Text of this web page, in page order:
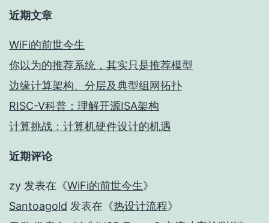
近期文章
WiFi的前世今生
你以为的推荐系统，其实只是推荐模型
边缘计算架构、分层及典型组网拓扑
RISC-V科普：理解开源ISA架构
计算挑战：计算机硬件设计的机遇
近期评论
zy 发表在《WiFi的前世今生》
Santoagold 发表在《热设计流程》